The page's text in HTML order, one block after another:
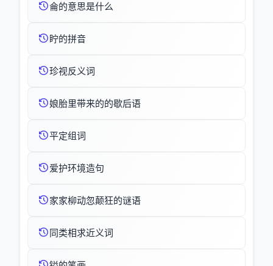
侖的意思是什么
眝的拼音
珍视反义词
娘胎里带来的的歇后语
平定组词
爱护环境造句
家家柳动忽颠狂的谜语
同类相求近义词